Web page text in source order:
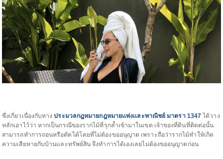
ซึ่งเกี่ยวเนื่องกับทาง ประมวลกฎหมายกฎหมายเเพ่งเเละพาณิชย์ มาตรา 1347ได้วาง
หลักเอาไว้ว่า หากเป็นกรณีของรากไม้ที่รุกล้ำเข้ามาในเขต เจ้าของที่ดินที่ติดต่อนั้น
สามารถทำการถอนหรือตัดได้โดยที่ไม่ต้องขออนุญาต เพราะถือว่ารากไม้ทำให้เกิด
ความเสียหายกับบ้านเเละทรัพย์สิน จึงทำการได้เองเลยไม่ต้องขออนุญาตก่อน